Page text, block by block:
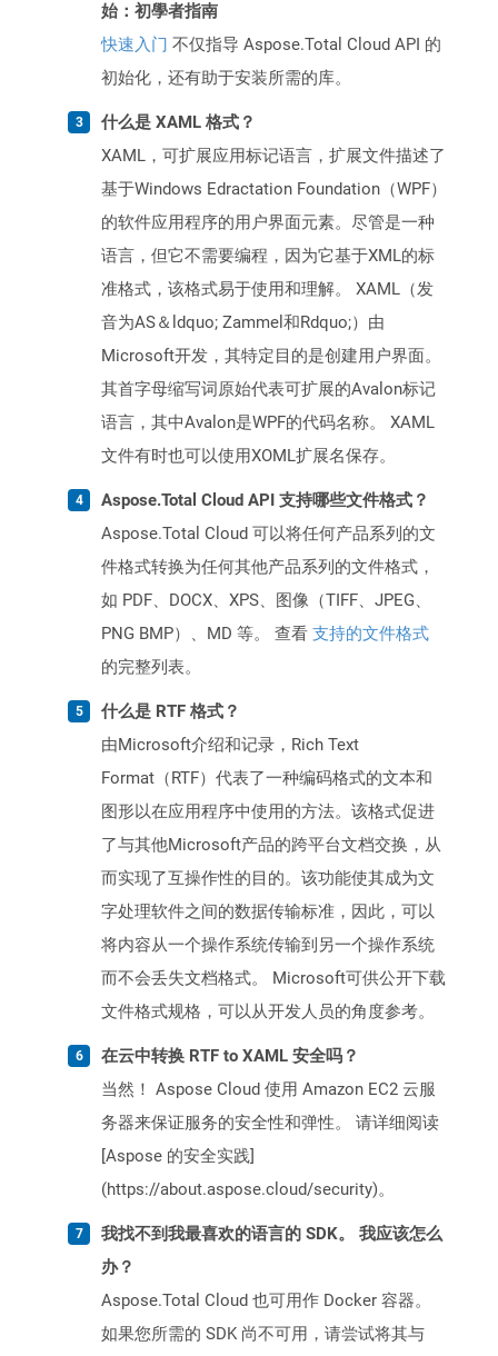
始：初學者指南
快速入门 不仅指导 Aspose.Total Cloud API 的
初始化，还有助于安装所需的库。
什么是 XAML 格式？
XAML，可扩展应用标记语言，扩展文件描述了
基于Windows Edractation Foundation（WPF）
的软件应用程序的用户界面元素。尽管是一种
语言，但它不需要编程，因为它基于XML的标
准格式，该格式易于使用和理解。 XAML（发
音为AS＆ldquo; Zammel和Rdquo;）由
Microsoft开发，其特定目的是创建用户界面。
其首字母缩写词原始代表可扩展的Avalon标记
语言，其中Avalon是WPF的代码名称。 XAML
文件有时也可以使用XOML扩展名保存。
Aspose.Total Cloud API 支持哪些文件格式？
Aspose.Total Cloud 可以将任何产品系列的文
件格式转换为任何其他产品系列的文件格式，
如 PDF、DOCX、XPS、图像（TIFF、JPEG、
PNG BMP）、MD 等。 查看 支持的文件格式
的完整列表。
什么是 RTF 格式？
由Microsoft介绍和记录，Rich Text
Format（RTF）代表了一种编码格式的文本和
图形以在应用程序中使用的方法。该格式促进
了与其他Microsoft产品的跨平台文档交换，从
而实现了互操作性的目的。该功能使其成为文
字处理软件之间的数据传输标准，因此，可以
将内容从一个操作系统传输到另一个操作系统
而不会丢失文档格式。 Microsoft可供公开下载
文件格式规格，可以从开发人员的角度参考。
在云中转换 RTF to XAML 安全吗？
当然！ Aspose Cloud 使用 Amazon EC2 云服
务器来保证服务的安全性和弹性。 请详细阅读
[Aspose 的安全实践]
(https://about.aspose.cloud/security)。
我找不到我最喜欢的语言的 SDK。 我应该怎么
办？
Aspose.Total Cloud 也可用作 Docker 容器。
如果您所需的 SDK 尚不可用，请尝试将其与